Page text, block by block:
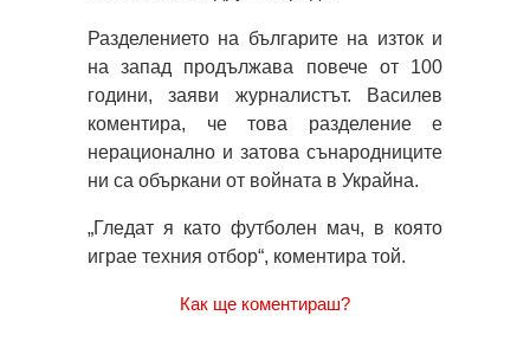
Разделението на българите на изток и
на запад продължава повече от 100
години, заяви журналистът. Василев
коментира, че това разделение е
нерационално и затова сънародниците
ни са объркани от войната в Украйна.
„Гледат я като футболен мач, в която
играе техния отбор“, коментира той.
Как ще коментираш?